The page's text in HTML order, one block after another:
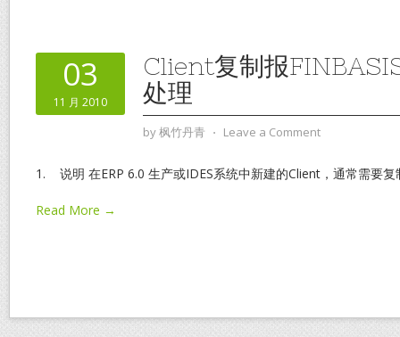
03
11 月 2010
Client复制报
处理
by枫竹丹青 ⋅ Leave a Comment
1. 说明 在ERP 6.0 生产或IDES系统中新建的Client，通常需要
Read More →